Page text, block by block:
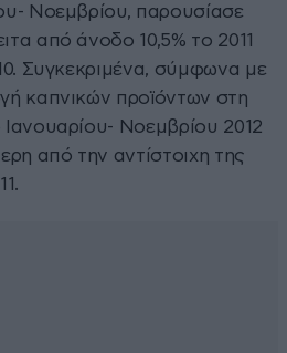
Νοεμβρίου, παρουσίασε
από άνοδο 10,5% το 2011
Συγκεκριμένα, σύμφωνα με
καπνικών προϊόντων στη
Νοεμβρίου 2012
από την αντίστοιχη της